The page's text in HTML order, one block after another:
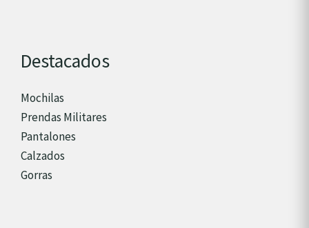
Destacados
Mochilas
Prendas Militares
Pantalones
Calzados
Gorras